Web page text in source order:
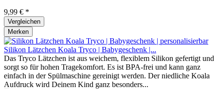
9,99 € *
Vergleichen
Merken
Silikon Lätzchen Koala Tryco | Babygeschenk |...
Das Tryco Lätzchen ist aus weichem, flexiblem Silikon gefertigt und
sorgt so für hohen Tragekomfort. Es ist BPA-frei und kann ganz
einfach in der Spülmaschine gereinigt werden. Der niedliche Koala
Aufdruck wird Deinem Kind ganz besonders...